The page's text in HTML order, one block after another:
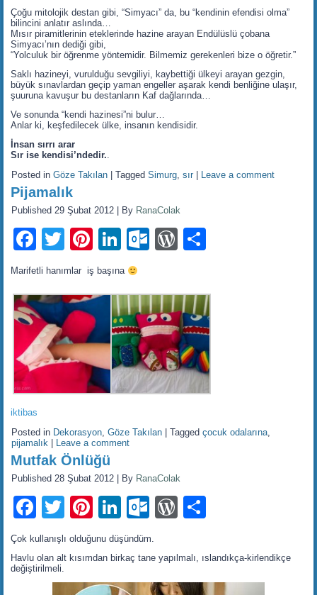
Çoğu mitolojik destan gibi, “Simyacı” da, bu “kendinin efendisi olma”
bilincini anlatır aslında…
Mısır piramitlerinin eteklerinde hazine arayan Endülüslü çobana
Simyacı’nın dediği gibi,
“Yolculuk bir öğrenme yöntemidir. Bilmemiz gerekenleri bize o öğretir.”
Saklı hazineyi, vurulduğu sevgiliyi, kaybettiği ülkeyi arayan gezgin,
büyük sınavlardan geçip yaman engeller aşarak kendi benliğine ulaşır,
şuuruna kavuşur bu destanların Kaf dağlarında…
Ve sonunda “kendi hazinesi”ni bulur…
Anlar ki, keşfedilecek ülke, insanın kendisidir.
İnsan sırrı arar
Sır ise kendisi’ndedir..
Posted in Göze Takılan |Tagged Simurg,sır Leave a comment
Pijamalık
Published 29 Şubat 2012 By RanaColak
Facebook
TwitterPinterest
LinkedIn
Outlook.com
WordPress
Marifetli hanımlar iş başına
iktibas
Posted in Dekorasyon,Göze Takılan |Tagged çocuk odalarına,
pijamalık
Leave a comment
Mutfak Önlüğü
Published 28 Şubat 2012 By RanaColak
Facebook
TwitterPinterest
LinkedIn
Outlook.com
WordPress
Çok kullanışlı olduğunu düşündüm.
Havlu olan alt kısımdan birkaç tane yapılmalı, ıslandıkça-kirlendikçe
değiştirilmeli.